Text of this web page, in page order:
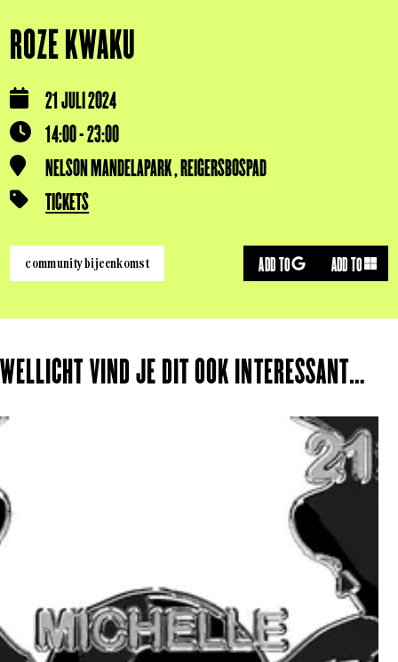
ROZE KWAKU
21 JULI 2024
14:00 - 23:00
NELSON MANDELAPARK , REIGERSBOSPAD
TICKETS
community bijeenkomst ADD TO ADD TO
WELLICHT VIND JE DIT OOK INTERESSANT…